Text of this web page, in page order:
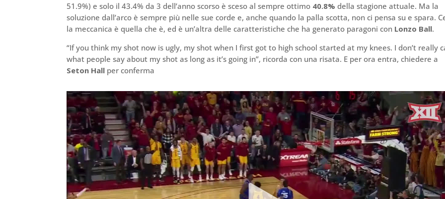
51.9%) e solo il 43.4% da 3 dell’anno scorso è sceso al sempre ottimo 40.8% della stagione attuale. Ma la
soluzione dall’arco è sempre più nelle sue corde e, anche quando la palla scotta, non ci pensa su e spara.
la meccanica è quella che è, ed è un’altra delle caratteristiche che ha generato paragoni con Lonzo Ball.
“If you think my shot now is ugly, my shot when I first got to high school started at my knees. I don’t really
what people say about my shot as long as it’s going in”, ricorda con una risata. E per ora entra, chiedere a
Seton Hall per conferma